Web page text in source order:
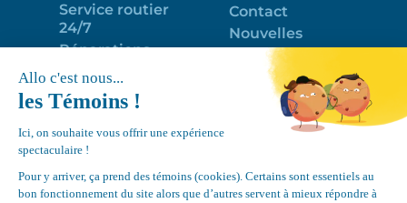
Service routier
24/7
Réparations
Programme
d’entretien
Déneigement
de toits
Équipements
Contact
Nouvelles
Portail clients
Emploi
Politique de